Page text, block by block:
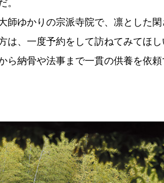
。
師ゆかりの宗派寺院で、凛とした
は、一度予約をして訪ねてみてほし
ら納骨や法事まで一貫の供養を依頼